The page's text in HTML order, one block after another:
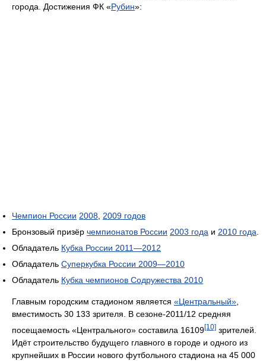
города. Достижения ФК «Рубин»:
Чемпион России 2008, 2009 годов
Бронзовый призёр чемпионатов России 2003 года и 2010 года.
Обладатель Кубка России 2011—2012
Обладатель Суперкубка России 2009—2010
Обладатель Кубка чемпионов Содружества 2010
Главным городским стадионом является «Центральный»,
вместимость 30 133 зрителя. В сезоне-2011/12 средняя
посещаемость «Центрального» составила 16109[10] зрителей.
Идёт строительство будущего главного в городе и одного из
крупнейших в России нового футбольного стадиона на 45 000